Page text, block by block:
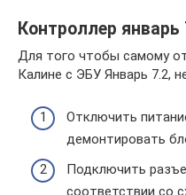
Контроллер январь
Для того чтобы самому
Калине с ЭБУ Январь 7.2,
Отключить
демонтировать
Подключить
соответствии со